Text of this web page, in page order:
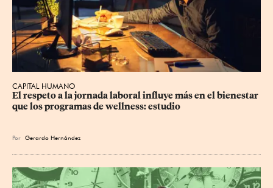
CAPITAL HUMANO
El respeto a la jornada laboral influye más en el bienestar
que los programas de wellness: estudio
Por Gerardo Hernández